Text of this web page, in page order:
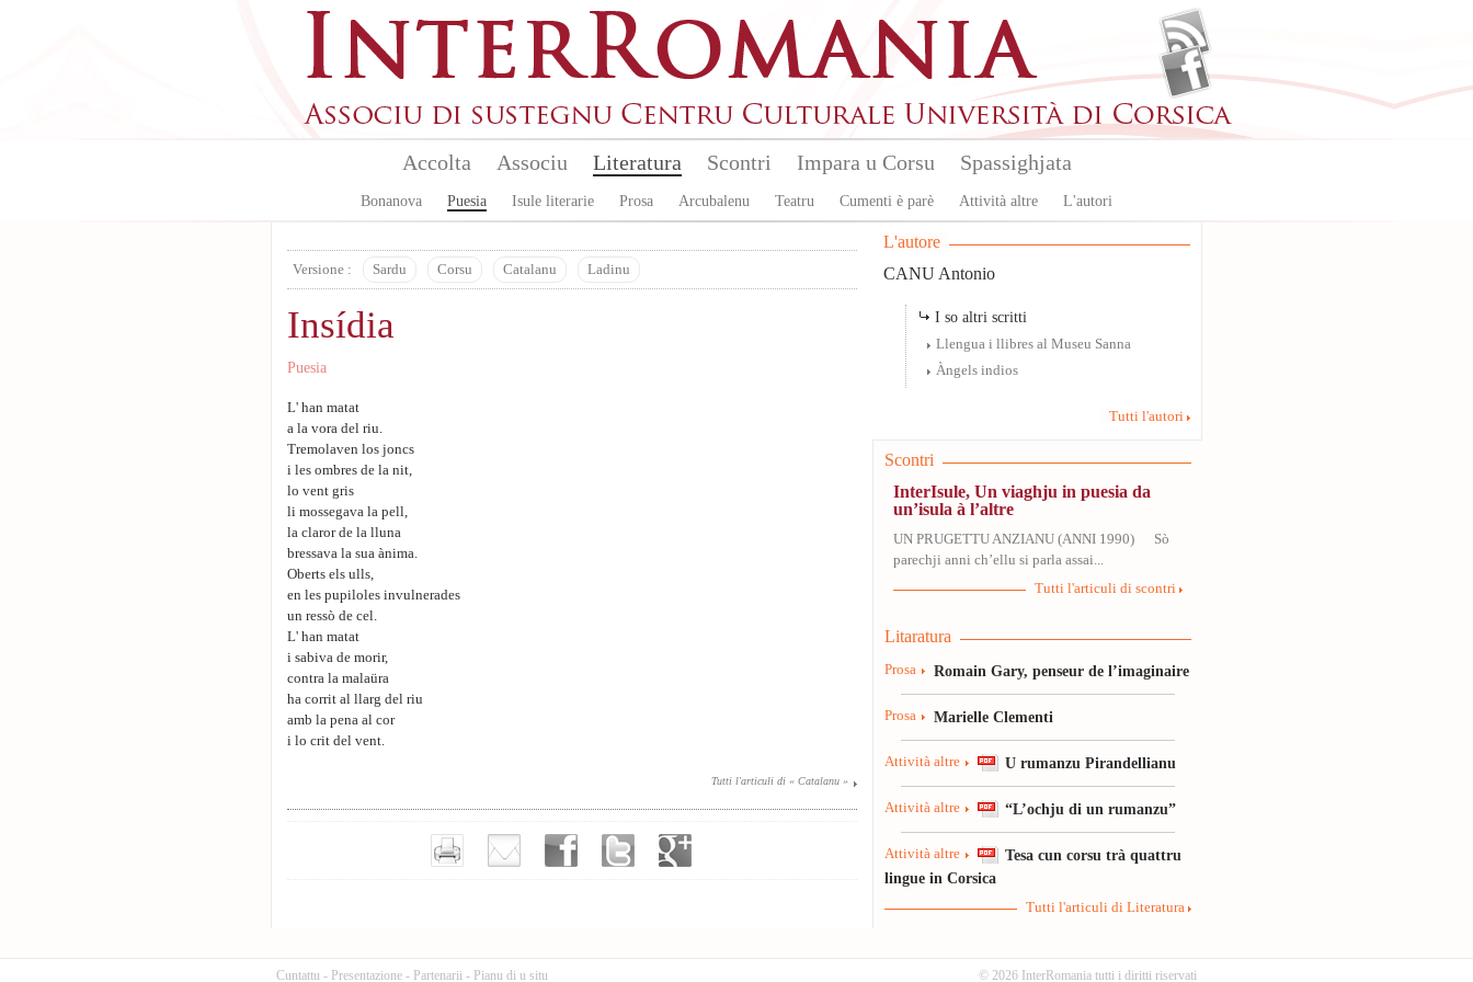
Accolta Associu Literatura
Bonanova Puesia Isule literarie Prosa Arcubalenu Teatru Cumenti è parè Attività altre L'autori
Scontri Impara u Corsu Spassighjata
Versione : Sardu Corsu Catalanu Ladinu
Insídia
Puesia
L' han matat
a la vora del riu.
Tremolaven los joncs
i les ombres de la nit,
lo vent gris
li mossegava la pell,
la claror de la lluna
bressava la sua ànima.
Oberts els ulls,
en les pupiloles invulnerades
un ressò de cel.
L' han matat
i sabiva de morir,
contra la malaüra
ha corrit al llarg del riu
amb la pena al cor
i lo crit del vent.
Tutti l'articuli di « Catalanu »
L'autore
CANU Antonio
I so altri scritti
Llengua i llibres al Museu Sanna
Àngels indios
Tutti l'autori
Scontri
InterIsule, Un viaghju in puesia da
un’isula à l’altre
UN PRUGETTU ANZIANU (ANNI 1990) Sò
parechji anni ch’ellu si parla assai...
Tutti l'articuli di scontri
Litaratura
Prosa Romain Gary, penseur de l’imaginaire
Prosa Marielle Clementi
Attività altre U rumanzu Pirandellianu
Attività altre “L’ochju di un rumanzu”
Attività altre
Tesa cun corsu trà quattru
lingue in Corsica
Tutti l'articuli di Literatura
Cuntattu - Presentazione - Partenarii - Pianu di u situ © 2026 InterRomania tutti i diritti riservati